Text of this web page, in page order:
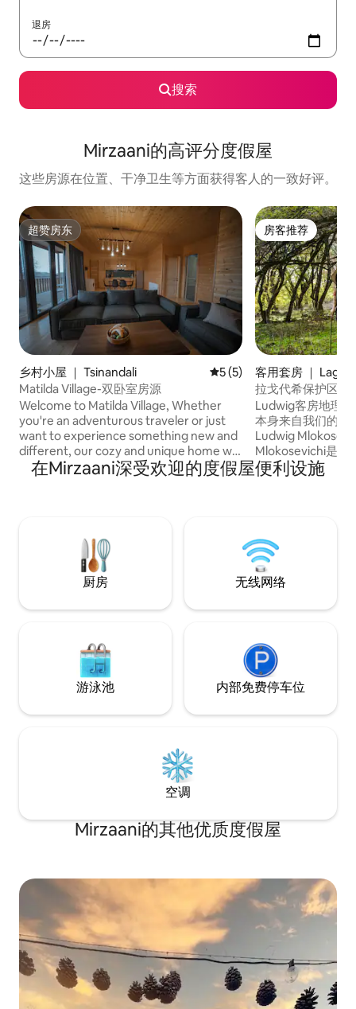
退房
搜索
Mirzaani的高评分度假屋
这些房源在位置、干净卫生等方面获得客人的一致好评。
超赞房东
超赞房东
乡村小屋 ｜ Tsinandali 平均评分 5 分（满分 5 分）
5 (5)
Matilda Village-双卧室房源
Welcome to Matilda Village, Whether
you're an adventurous traveler or just
want to experience something new and
different, our cozy and unique home will
make your stay memorable. We are
looking forward to welcome you into a
indoor-outdoor swimming pools and hot
tubes nearby chateau.
房客推荐
房客推荐
客用套房 ｜
拉戈代希保护区
Ludwig客房地理
本身来自我们的地
Ludwig
Mlokosevichi是波
Lagodekhi保护区
傲。 因此，我们
在Mirzaani深受欢迎的度假屋便利设施
厨房 无线网络
游泳池 内部免费停车位
空调
Mirzaani的其他优质度假屋